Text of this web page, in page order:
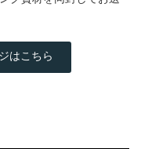
はこちら